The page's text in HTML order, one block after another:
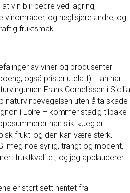
vin blir bedre ved lagring,
vinområder, og neglisjere andre, og
fruktsmak.
av viner og produsenter
også pris er utelatt). Han har
Frank Cornelissen i Sicilia
naturvinbevegelsen uten å ta skade
i Loire – kommer stadig tilbake
han slik: «Jeg er
frukt, og den kan være sterk,
meg noe syrlig, trangt og modent,
fruktkvalitet, og jeg applauderer
er stort sett hentet fra